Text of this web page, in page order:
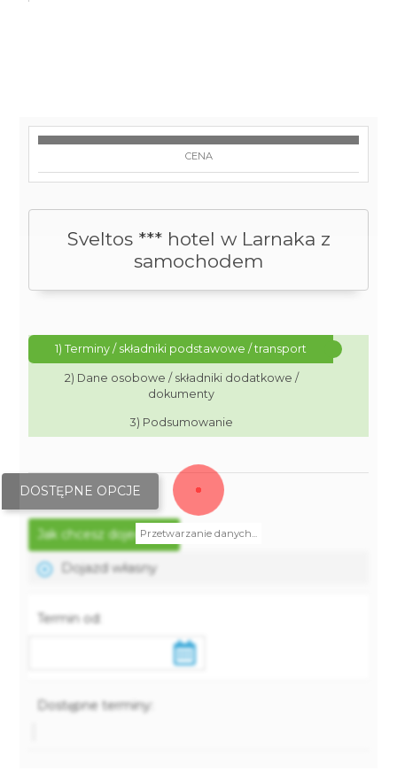
Sveltos *** hotel w Larnaka z
samochodem
1) Terminy / składniki podstawowe / transport
2) Dane osobowe / składniki dodatkowe /
dokumenty
3) Podsumowanie
DOSTĘPNE OPCJE
Jak chcesz dojechać?
Dojazd własny
Termin od:
Dostępne terminy:
Przetwarzanie danych...
CENA